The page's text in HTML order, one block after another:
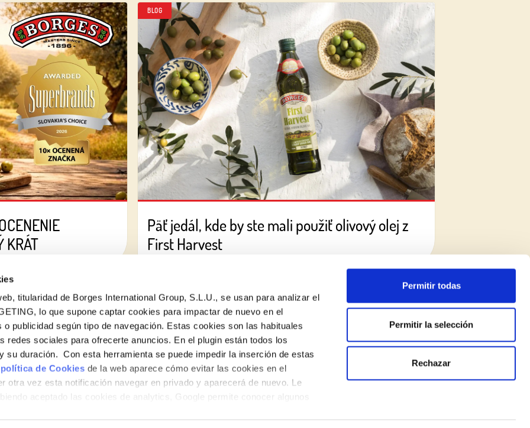
titularidad de Borges International Group, S.L.U., se usan para analizar el
lo que supone captar cookies para impactar de nuevo en el
publicidad según tipo de navegación. Estas cookies son las habituales
redes sociales para ofrecerte anuncios. En el plugin están todos los
su duración. Con esta herramienta se puede impedir la inserción de estas
de Cookies de la web aparece cómo evitar las cookies en el
otra vez esta notificación navegar en privado y aparecerá de nuevo. Le
aceptado las cookies de analytics, Google permite conocer algunos
Permitir todas
Permitir la selección
Rechazar
KRÁT
BLOG
Päť jedál, kde by ste mali použiť olivový olej z
First Harvest
ZRIEKNUTIE SA ZODPOVEDNOSTI